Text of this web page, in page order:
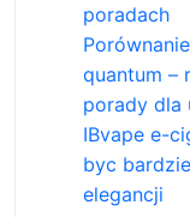
poradach
quantum –
porady dla
IBvape e-
byc
elegancji